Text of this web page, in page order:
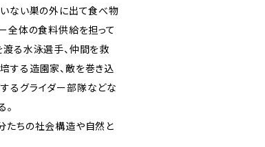
ない巣の外に出て食べ物
全体の食料供給を担って
渡る水泳選手、仲間を救
する造園家、敵を巻き込
るグライダー部隊などな
。
たちの社会構造や自然と